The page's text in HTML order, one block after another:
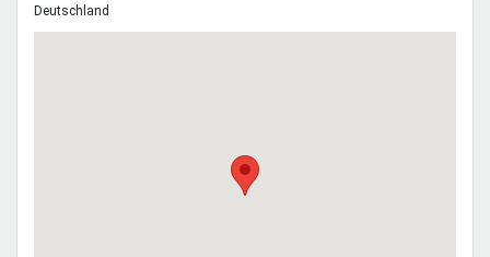
Deutschland